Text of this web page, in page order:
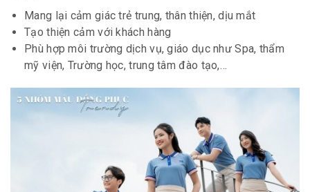
Mang lại cảm giác trẻ trung, thân thiện, dịu mắt
Tạo thiện cảm với khách hàng
Phù hợp môi trường dịch vụ, giáo dục như Spa, thẩm
mỹ viện, Trường học, trung tâm đào tạo,…